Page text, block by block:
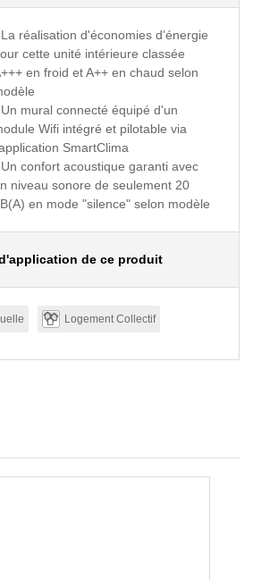
La réalisation d'économies d’énergie
cette unité intérieure classée
en froid et A++ en chaud selon
Un mural connecté équipé d'un
Wifi intégré et pilotable via
SmartClima
Un confort acoustique garanti avec
niveau sonore de seulement 20
en mode "silence" selon modèle
de ce produit
Logement Collectif